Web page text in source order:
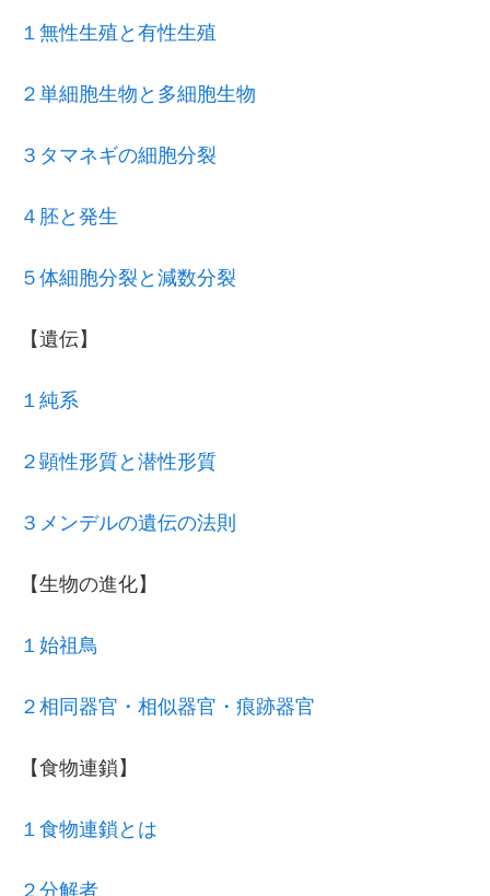
１無性生殖と有性生殖
２単細胞生物と多細胞生物
３タマネギの細胞分裂
４胚と発生
５体細胞分裂と減数分裂
【遺伝】
１純系
２顕性形質と潜性形質
３メンデルの遺伝の法則
【生物の進化】
１始祖鳥
２相同器官・相似器官・痕跡器官
【食物連鎖】
１食物連鎖とは
２分解者